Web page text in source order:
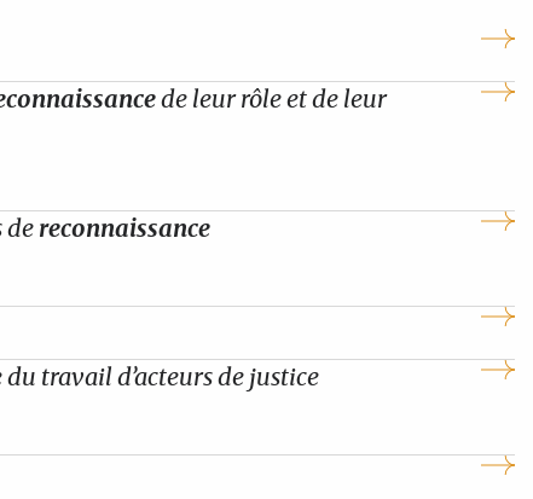
de leur rôle et de leur
de reconnaissance
travail d’acteurs de justice